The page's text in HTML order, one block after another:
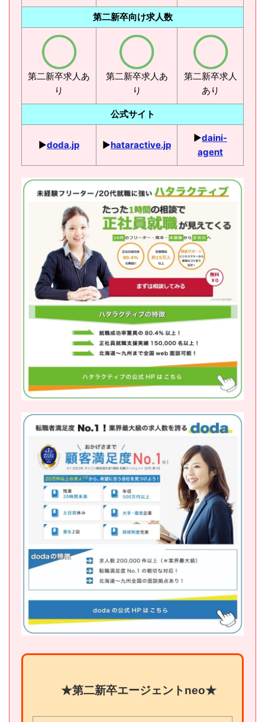
第二新卒向け求人数
第二新卒求人あ
り
第二新卒求人あ
り
第二新卒求人
あり
公式サイト
▶︎doda.jp ▶︎hataractive.jp
▶︎daini-
agent
★第二新卒エージェントneo★